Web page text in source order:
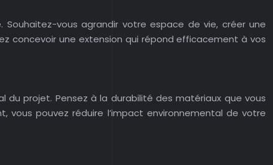
Souhaitez-vous agrandir votre espace de vie, créer une
concevoir une extension qui répond efficacement à vos
du projet. Pensez à la durabilité des matériaux que vous
vous pouvez réduire l’impact environnemental de votre